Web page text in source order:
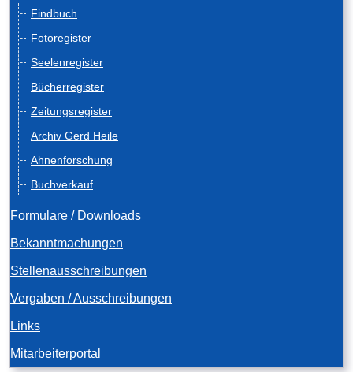
Findbuch
Fotoregister
Seelenregister
Bücherregister
Zeitungsregister
Archiv Gerd Heile
Ahnenforschung
Buchverkauf
Formulare / Downloads
Bekanntmachungen
Stellenausschreibungen
Vergaben / Ausschreibungen
Links
Mitarbeiterportal